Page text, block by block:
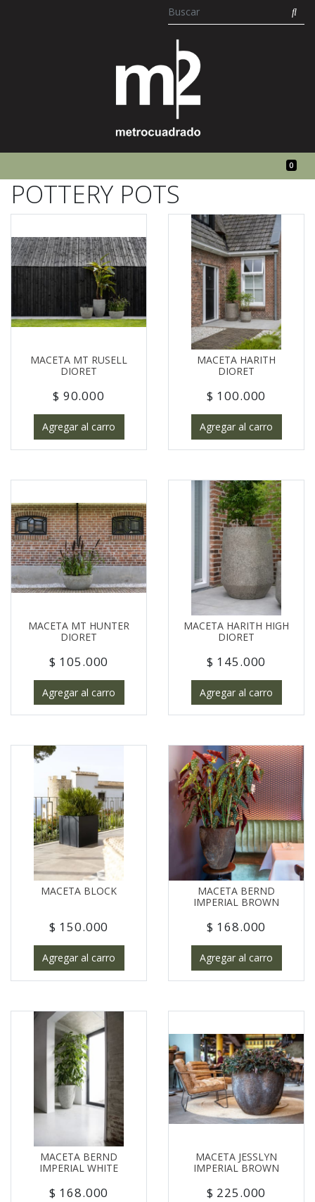
0
POTTERY POTS
MACETA MT RUSELL
DIORET
$ 90.000
Agregar al carro
MACETA HARITH
DIORET
$ 100.000
Agregar al carro
MACETA MT HUNTER
DIORET
$ 105.000
Agregar al carro
MACETA HARITH HIGH
DIORET
$ 145.000
Agregar al carro
MACETA BLOCK
$ 150.000
Agregar al carro
MACETA BERND
IMPERIAL BROWN
$ 168.000
Agregar al carro
MACETA BERND
IMPERIAL WHITE
$ 168.000
MACETA JESSLYN
IMPERIAL BROWN
$ 225.000